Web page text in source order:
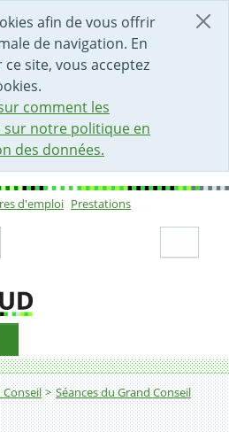
afin de vous offrir
de navigation. En
site, vous acceptez
comment les
sur notre politique en
des données.
LA PAGE
d'emploi Prestations
Conseil Séances du Grand Conseil